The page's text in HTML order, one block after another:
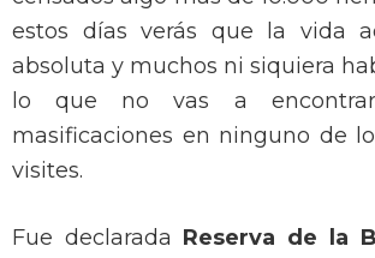
estos días verás que la vida
absoluta y muchos ni siquiera
lo que no vas a
masificaciones en ninguno de
visites.
Fue declarada Reserva de la